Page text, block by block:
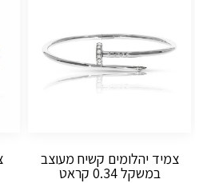
צמיד יהלומים קשיח מעוצב
במשקל 0.34 קראט